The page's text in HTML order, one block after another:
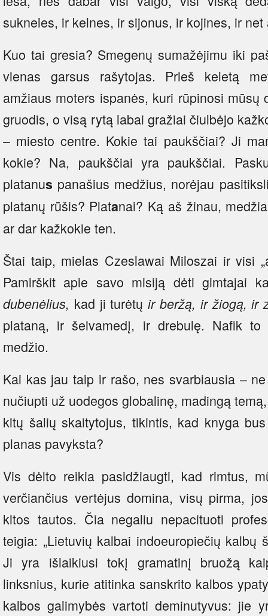
sukneles, ir kelnes, ir sijonus, ir kojines, ir
Kuo tai gresia? Smegenų sumažėjimu iki
vienas garsus rašytojas. Prieš keletą
amžiaus moters ispanės, kuri rūpinosi mūsų
gruodis, o visą rytą labai gražiai čiulbėjo
– miesto centre. Kokie tai paukščiai? Ji
kokie? Na, paukščiai yra paukščiai.
platanus panašius medžius, norėjau
platanų rūšis? Platanai? Ką aš žinau,
ar dar kažkokie ten.
Štai taip, mielas Czeslawai Miloszai ir visi
Pamirškit apie savo misiją dėti gimtajai
dubenėlius, kad ji turėtų ir beržą, ir žiogą, ir
plataną, ir šeivamedį, ir drebulę. Nafik
medžio.
Kai kas jau taip ir rašo, nes svarbiausia –
nučiupti už uodegos globalinę, madingą
kitų šalių skaitytojus, tikintis, kad knyga
planas pavyksta?
Vis dėlto reikia pasidžiaugti, kad rimtus,
verčiančius vertėjus domina, visų pirma,
kitos tautos. Čia negaliu nepacituoti
teigia: „Lietuvių kalbai indoeuropiečių kalbų
Ji yra išlaikiusi tokį gramatinį bruožą
linksnius, kurie atitinka sanskrito kalbos
kalbos galimybės vartoti deminutyvus: jie